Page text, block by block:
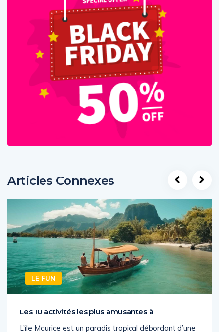
Articles Connexes
LE FUN
Les 10 activités les plus amusantes à
L’île Maurice est un paradis tropical débordant d’une